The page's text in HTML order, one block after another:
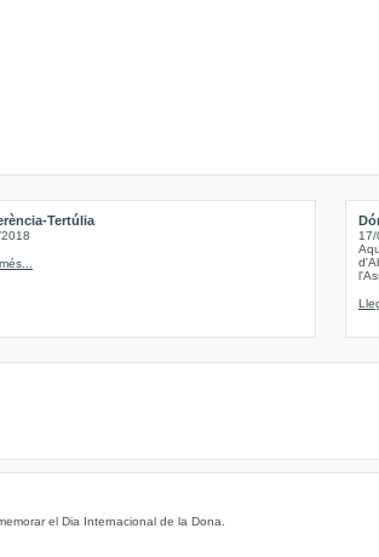
Tertúlia
el Dia Internacional de la Dona.